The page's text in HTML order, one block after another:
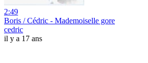
2:49
Boris / Cédric - Mademoiselle gore
cedric
il y a 17 ans